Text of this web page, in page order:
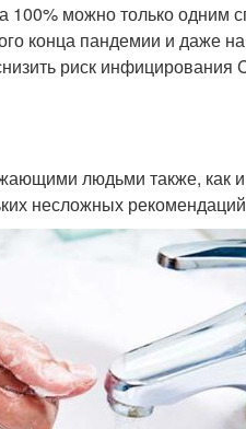
100% можно только одним
конца пандемии и даже
риск
людьми также,
несложных